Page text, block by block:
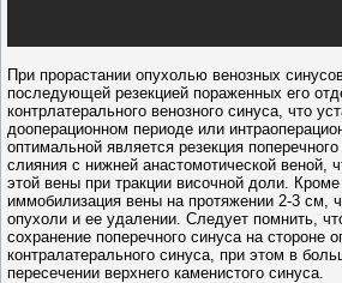
При прорастании опухолью венозных
последующей резекцией пораженных его
контрлатерального венозного синуса, что
дооперационном периоде или
оптимальной является резекция
слияния с нижней анастомотической веной,
этой вены при тракции височной доли.
иммобилизация вены на протяжении 2-3 см,
опухоли и ее удалении. Следует помнить,
сохранение поперечного синуса на
контралатерального синуса, при этом в
пересечении верхнего каменистого синуса.